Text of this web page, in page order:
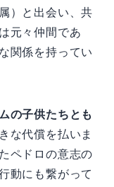
）と出会い、共
元々仲間であ
関係を持ってい
の子供たちとも
な代償を払いま
ペドロの意志の
動にも繋がって